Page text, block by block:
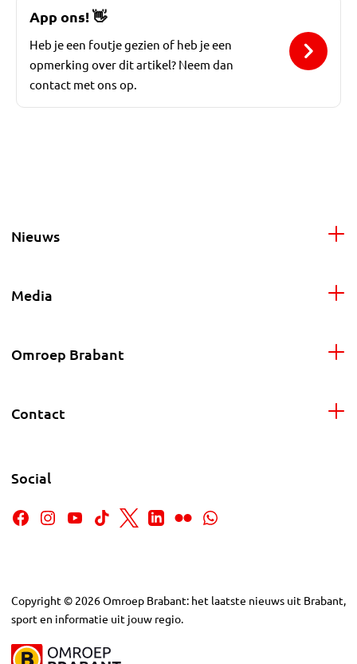
App ons!👋
Heb je een foutje gezien of heb je een
opmerking over dit artikel? Neem dan
contact met ons op.
Nieuws
Media
Omroep Brabant
Contact
Social
Copyright © 2026Omroep Brabant: het laatste nieuws uit Brabant,
sport en informatie uit jouw regio.